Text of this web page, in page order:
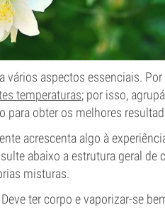
aspectos essenciais.
temperaturas; por isso,
para obter os melhores
acrescenta algo à
abaixo a estrutura geral de
misturas.
ter corpo e vaporizar-se